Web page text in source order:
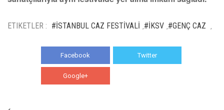
ETIKETLER : #İSTANBUL CAZ FESTİVALİ #İKSV #GENÇ CAZ
Facebook Twitter
Google+